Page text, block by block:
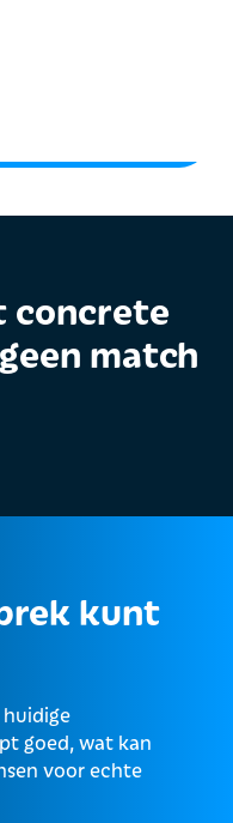
concrete
match
kunt
goed, wat kan
voor echte